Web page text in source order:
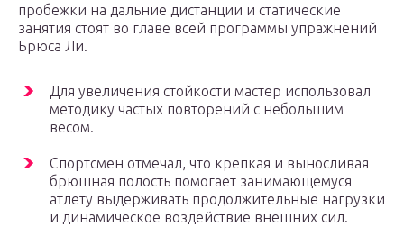
пробежки на дальние дистанции и статические
занятия стоят во главе всей программы упражнений
Брюса Ли.
Для увеличения стойкости мастер использовал
методику частых повторений с небольшим
весом.
Спортсмен отмечал, что крепкая и выносливая
брюшная полость помогает занимающемуся
атлету выдерживать продолжительные нагрузки
и динамическое воздействие внешних сил.